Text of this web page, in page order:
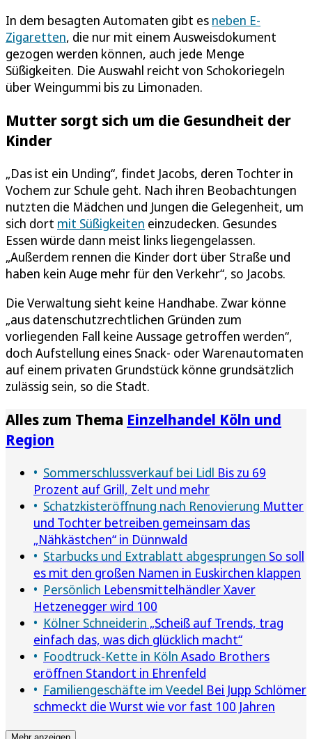
In dem besagten Automaten gibt es neben E-
Zigaretten, die nur mit einem Ausweisdokument
gezogen werden können, auch jede Menge
Süßigkeiten. Die Auswahl reicht von Schokoriegeln
über Weingummi bis zu Limonaden.
Mutter sorgt sich um die Gesundheit der
Kinder
„Das ist ein Unding“, findet Jacobs, deren Tochter in
Vochem zur Schule geht. Nach ihren Beobachtungen
nutzten die Mädchen und Jungen die Gelegenheit, um
sich dort mit Süßigkeiten einzudecken. Gesundes
Essen würde dann meist links liegengelassen.
„Außerdem rennen die Kinder dort über Straße und
haben kein Auge mehr für den Verkehr“, so Jacobs.
Die Verwaltung sieht keine Handhabe. Zwar könne
„aus datenschutzrechtlichen Gründen zum
vorliegenden Fall keine Aussage getroffen werden“,
doch Aufstellung eines Snack- oder Warenautomaten
auf einem privaten Grundstück könne grundsätzlich
zulässig sein, so die Stadt.
Alles zum Thema Einzelhandel Köln und
Region
Sommerschlussverkauf bei Lidl Bis zu 69
Prozent auf Grill, Zelt und mehr
Schatzkisteröffnung nach Renovierung Mutter
und Tochter betreiben gemeinsam das
„Nähkästchen“ in Dünnwald
Starbucks und Extrablatt abgesprungen So soll
es mit den großen Namen in Euskirchen klappen
Persönlich Lebensmittelhändler Xaver
Hetzenegger wird 100
Kölner Schneiderin „Scheiß auf Trends, trag
einfach das, was dich glücklich macht“
Foodtruck-Kette in Köln Asado Brothers
eröffnen Standort in Ehrenfeld
Familiengeschäfte im Veedel Bei Jupp Schlömer
schmeckt die Wurst wie vor fast 100 Jahren